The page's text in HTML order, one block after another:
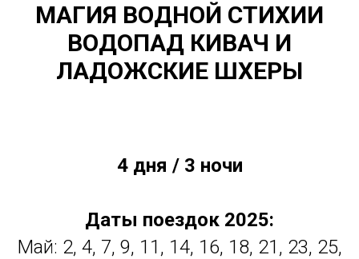
МАГИЯ ВОДНОЙ СТИХИИ
ВОДОПАД КИВАЧ И
ЛАДОЖСКИЕ ШХЕРЫ
4 дня / 3 ночи
Даты поездок 2025:
Май: 2, 4, 7, 9, 11, 14, 16, 18, 21, 23, 25,